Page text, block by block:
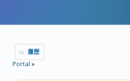
履歴
Portal»